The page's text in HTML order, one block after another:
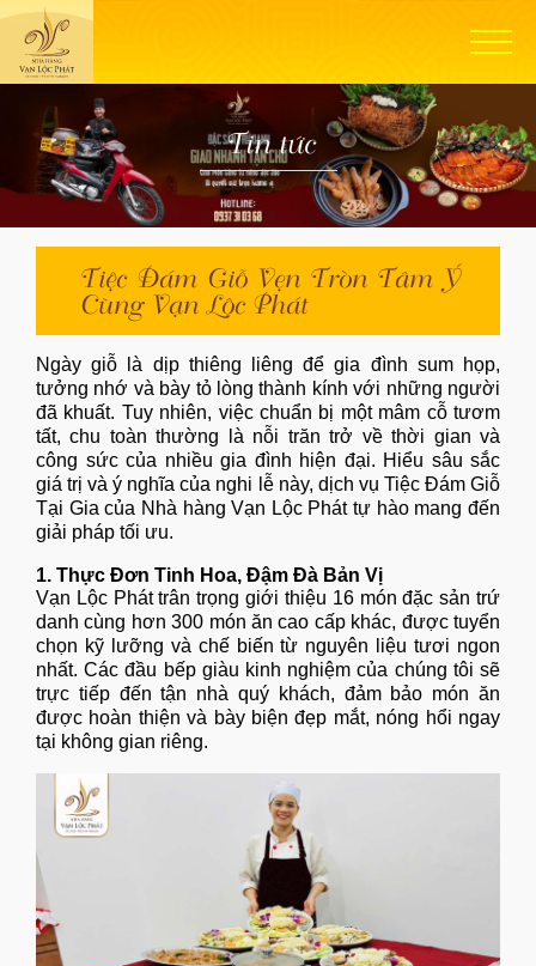
Tin tức
Tiệc Đám Giỗ Vẹn Tròn Tâm Ý
Cùng Vạn Lộc Phát
Ngày giỗ là dịp thiêng liêng để gia đình sum họp,
tưởng nhớ và bày tỏ lòng thành kính với những người
đã khuất. Tuy nhiên, việc chuẩn bị một mâm cỗ tươm
tất, chu toàn thường là nỗi trăn trở về thời gian và
công sức của nhiều gia đình hiện đại. Hiểu sâu sắc
giá trị và ý nghĩa của nghi lễ này, dịch vụ Tiệc Đám Giỗ
Tại Gia của Nhà hàng Vạn Lộc Pháttự hào mang đến
giải pháp tối ưu.
1. Thực Đơn Tinh Hoa, Đậm Đà Bản Vị
Vạn Lộc Phát trân trọng giới thiệu 16 món đặc sản trứ
danh cùng hơn 300 món ăn cao cấp khác, được tuyển
chọn kỹ lưỡng và chế biến từ nguyên liệu tươi ngon
nhất. Các đầu bếp giàu kinh nghiệm của chúng tôi sẽ
trực tiếp đến tận nhà quý khách, đảm bảo món ăn
được hoàn thiện và bày biện đẹp mắt, nóng hổi ngay
tại không gian riêng.